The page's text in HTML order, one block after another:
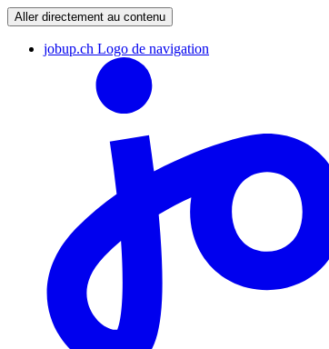
Aller directement au contenu
jobup.ch Logo de navigation